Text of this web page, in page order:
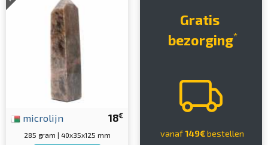
18€
microlijn
285 gram | 40x35x125 mm
Gratis
bezorging*
vanaf149€bestellen